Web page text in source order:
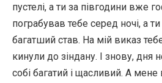
пустелі, а ти за півгодини вже
пограбував тебе серед ночі, а
багатший став. На мій виказ
кинули до зіндану. І знову, дня
собі багатий і щасливий. А мене